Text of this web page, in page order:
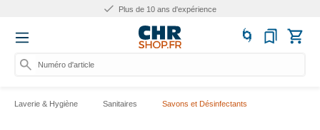
Plus de 10 ans d'expérience
Numéro d'article, catégo
Laverie & Hygiène Sanitaires Savons et Désinfectants